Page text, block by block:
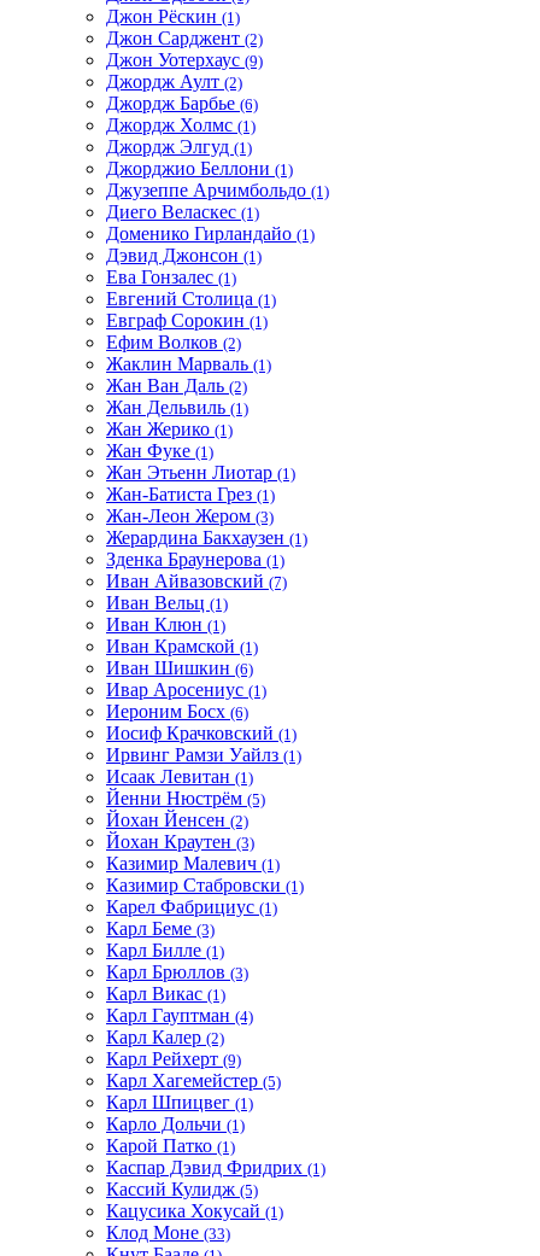
Джон Рёскин (1)
Джон Сарджент (2)
Джон Уотерхаус (9)
Джордж Аулт (2)
Джордж Барбье (6)
Джордж Холмс (1)
Джордж Элгуд (1)
Джорджио Беллони (1)
Джузеппе Арчимбольдо (1)
Диего Веласкес (1)
Доменико Гирландайо (1)
Дэвид Джонсон (1)
Ева Гонзалес (1)
Евгений Столица (1)
Евграф Сорокин (1)
Ефим Волков (2)
Жаклин Марваль (1)
Жан Ван Даль (2)
Жан Дельвиль (1)
Жан Жерико (1)
Жан Фуке (1)
Жан Этьенн Лиотар (1)
Жан-Батиста Грез (1)
Жан-Леон Жером (3)
Жерардина Бакхаузен (1)
Зденка Браунерова (1)
Иван Айвазовский (7)
Иван Вельц (1)
Иван Клюн (1)
Иван Крамской (1)
Иван Шишкин (6)
Ивар Аросениус (1)
Иероним Босх (6)
Иосиф Крачковский (1)
Ирвинг Рамзи Уайлз (1)
Исаак Левитан (1)
Йенни Нюстрём (5)
Йохан Йенсен (2)
Йохан Краутен (3)
Казимир Малевич (1)
Казимир Стабровски (1)
Карел Фабрициус (1)
Карл Беме (3)
Карл Билле (1)
Карл Брюллов (3)
Карл Викас (1)
Карл Гауптман (4)
Карл Калер (2)
Карл Рейхерт (9)
Карл Хагемейстер (5)
Карл Шпицвег (1)
Карло Дольчи (1)
Карой Патко (1)
Каспар Дэвид Фридрих (1)
Кассий Кулидж (5)
Кацусика Хокусай (1)
Клод Моне (33)